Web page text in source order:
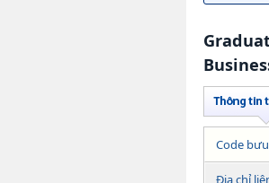
Code
Địa chỉ